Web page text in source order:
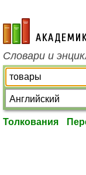
academic.ru
Словари и
Толкования